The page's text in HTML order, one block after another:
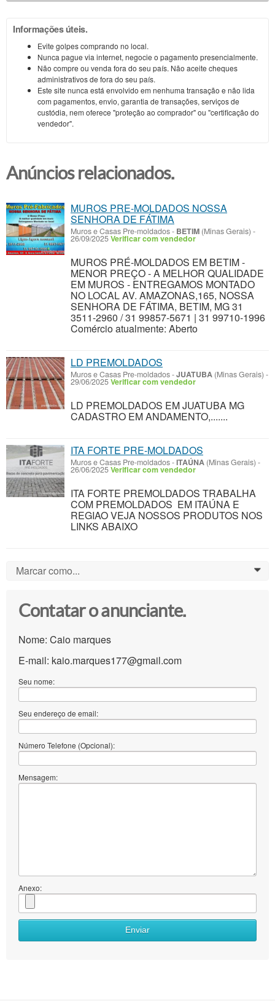
Informações úteis.
Evite golpes comprando no local.
Nunca pague via internet, negocie o pagamento presencialmente.
Não compre ou venda fora do seu país. Não aceite cheques
administrativos de fora do seu país.
Este site nunca está envolvido em nenhuma transação e não lida
com pagamentos, envio, garantia de transações, serviços de
custódia, nem oferece "proteção ao comprador" ou "certificação do
vendedor".
Anúncios relacionados.
MUROS PRE-MOLDADOS NOSSA
SENHORA DE FÁTIMA
Muros e Casas Pre-moldados- BETIM (Minas Gerais) -
26/09/2025Verificar com vendedor
MUROS PRÉ-MOLDADOS EM BETIM -
MENOR PREÇO - A MELHOR QUALIDADE
EM MUROS - ENTREGAMOS MONTADO
NO LOCAL AV. AMAZONAS,165, NOSSA
SENHORA DE FÁTIMA, BETIM, MG 31
3511-2960 / 31 99857-5671 | 31 99710-1996
Comércio atualmente: Aberto
LD PREMOLDADOS
Muros e Casas Pre-moldados-JUATUBA (Minas Gerais) -
29/06/2025Verificar com vendedor
LD PREMOLDADOS EM JUATUBA MG
CADASTRO EM ANDAMENTO,.......
ITA FORTE PRE-MOLDADOS
Muros e Casas Pre-moldados-ITAÚNA (Minas Gerais) -
26/06/2025Verificar com vendedor
ITA FORTE PREMOLDADOS TRABALHA
COM PREMOLDADOS EM ITAÚNA E
REGIAO VEJA NOSSOS PRODUTOS NOS
LINKS ABAIXO
Marcar como... 0
Contatar o anunciante.
Nome: Caio marques
E-mail: kaio.marques177@gmail.com
Seu nome:
Seu endereço de email:
Número Telefone (Opcional):
Mensagem:
Anexo:
Enviar